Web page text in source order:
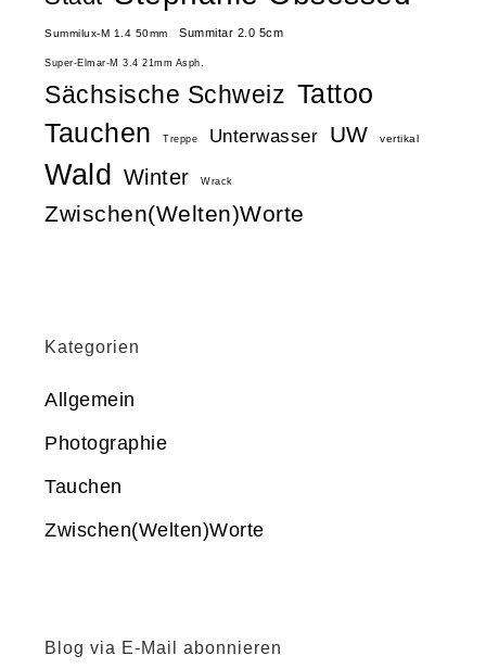
Summilux-M 1.4 50mm Summitar 2.0 5cm
Super-Elmar-M 3.4 21mm Asph.
Sächsische Schweiz Tattoo
Tauchen
Treppe Unterwasser UW vertikal
Wald Winter Wrack
Zwischen(Welten)Worte
Kategorien
Allgemein
Photographie
Tauchen
Zwischen(Welten)Worte
Blog via E-Mail abonnieren